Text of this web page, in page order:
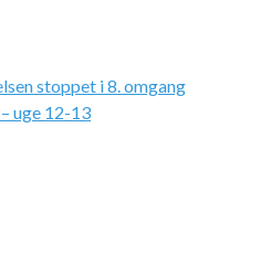
stoppet i 8. omgang
uge 12-13